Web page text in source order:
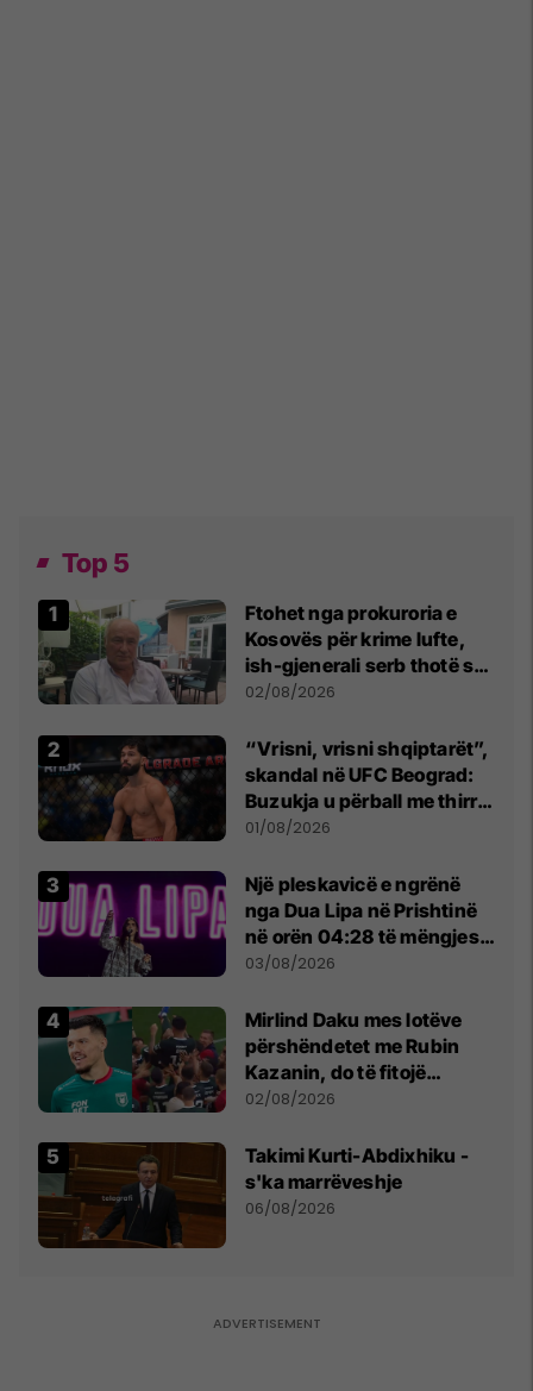
Top 5
Ftohet nga prokuroria e
Kosovës për krime lufte,
ish-gjenerali serb thotë se
dikush e tradhtoi në
02/08/2026
“Vrisni, vrisni shqiptarët”,
skandal në UFC Beograd:
Buzukja u përball me thirrje
anti-shqiptare nga
01/08/2026
Një pleskavicë e ngrënë
nga Dua Lipa në Prishtinë
në orën 04:28 të mëngjesit
- dhe bota digjitale serbe
03/08/2026
Mirlind Daku mes lotëve
përshëndetet me Rubin
Kazanin, do të fitojë
miliona te Spartak Moska
02/08/2026
Takimi Kurti-Abdixhiku -
s'ka marrëveshje
06/08/2026